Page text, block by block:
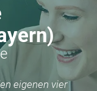
eigenen vier